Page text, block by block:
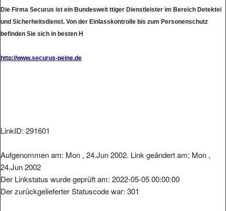
Die Firma Securus ist ein Bundesweit ttiger Dienstleister im Bereich Detektei
und Sicherheitsdienst. Von der Einlasskontrolle bis zum Personenschutz
befinden Sie sich in besten H
http://www.securus-peine.de
LinkID: 291601
Aufgenommen am: Mon , 24.Jun 2002. Link geändert am: Mon ,
24.Jun 2002
Der Linkstatus wurde geprüft am: 2022-05-05 00:00:00
Der zurückgelieferter Statuscode war: 301